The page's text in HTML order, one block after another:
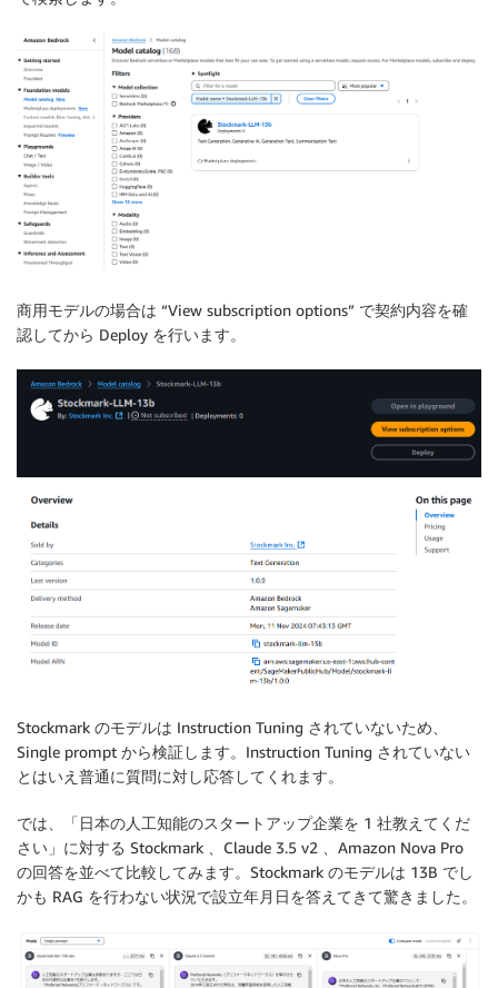
商用モデルの場合は “View subscription options” で契約内容を確
認してから Deploy を行います。
Stockmark のモデルは Instruction Tuning されていないため、
Single prompt から検証します。Instruction Tuning されていない
とはいえ普通に質問に対し応答してくれます。
では、「日本の人工知能のスタートアップ企業を 1 社教えてくだ
さい」に対する Stockmark 、Claude 3.5 v2 、Amazon Nova Pro
の回答を並べて比較してみます。Stockmark のモデルは 13B でし
かも RAG を行わない状況で設立年月日を答えてきて驚きました。